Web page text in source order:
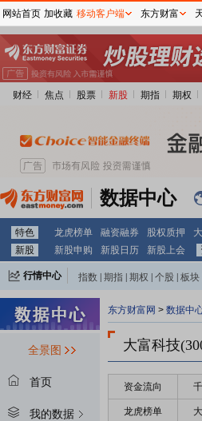
财经 焦点 股票 新股 期指 期权
数据中心
特色 龙虎榜单 融资融券 股权质押
新股
新股申购 新股日历 新股上会
行情中心 指数 期指 期权 个股 板块
全景图
首页
我的数据
东方财富网 > 数据中
大富科技
资金流向
龙虎榜单
网站首页 加收藏 移动客户端 东方财富